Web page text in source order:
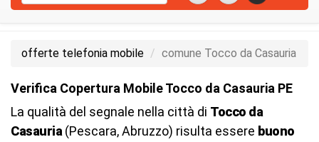
offerte telefonia mobile comune Tocco da Casauria
Verifica Copertura Mobile Tocco da Casauria PE
La qualità del segnale nella città di Tocco da
Casauria (Pescara, Abruzzo) risulta essere buono